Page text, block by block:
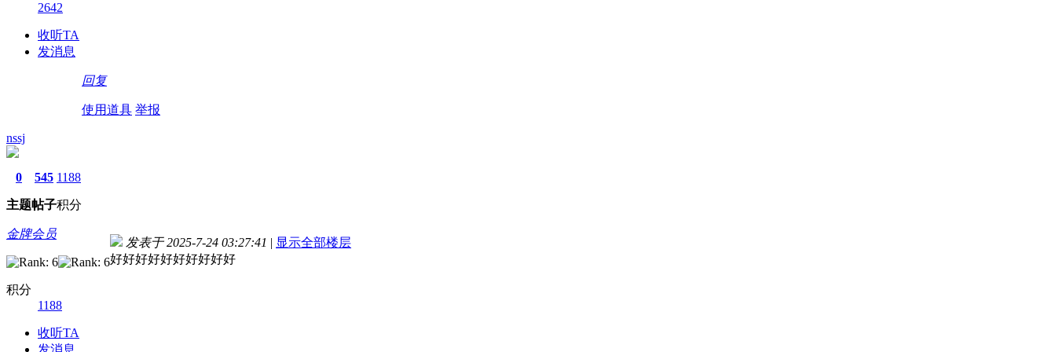
2642
收听TA
发消息
回复
使用道具 举报
nssj
0
主题
545
帖子
1188
积分
金牌会员
积分
1188
收听TA
发消息
发表于 2025-7-24 03:27:41 | 显示全部楼层
好好好好好好好好好好